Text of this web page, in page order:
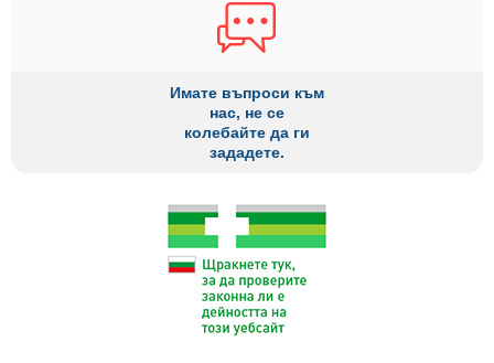
Имате въпроси към
нас, не се
колебайте да ги
зададете.